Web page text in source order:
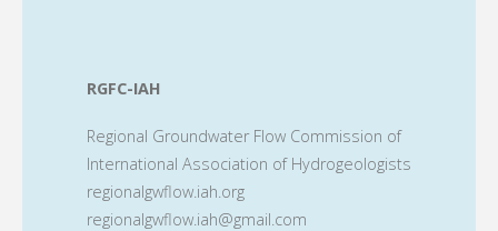
RGFC-IAH
Regional Groundwater Flow Commission of
International Association of Hydrogeologists
regionalgwflow.iah.org
regionalgwflow.iah@gmail.com